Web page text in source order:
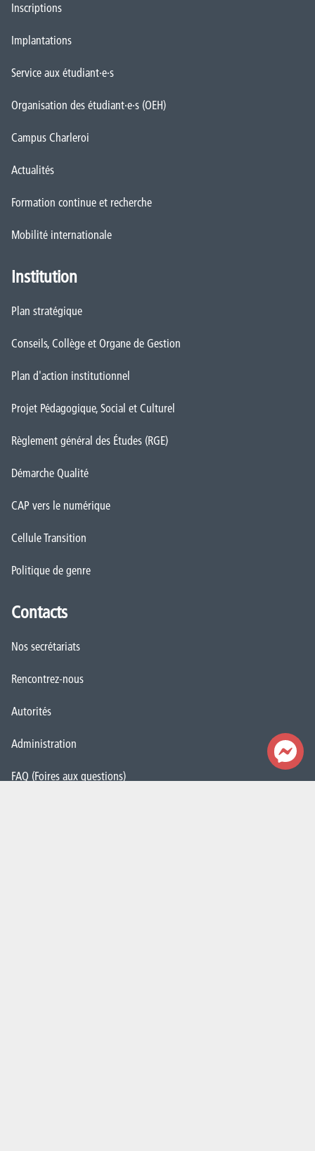
Inscriptions
Implantations
Service aux étudiant·e·s
Organisation des étudiant·e·s (OEH)
Campus Charleroi
Actualités
Formation continue et recherche
Mobilité internationale
Institution
Plan stratégique
Conseils, Collège et Organe de Gestion
Plan d'action institutionnel
Projet Pédagogique, Social et Culturel
Règlement général des Études (RGE)
Démarche Qualité
CAP vers le numérique
Cellule Transition
Politique de genre
Contacts
Nos secrétariats
Rencontrez-nous
Autorités
Administration
FAQ (Foires aux questions)